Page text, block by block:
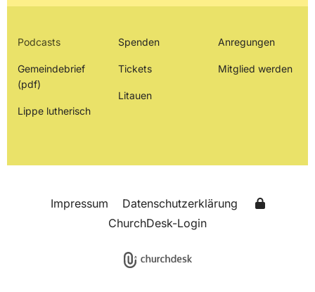
Podcasts
Gemeindebrief
(pdf)
Lippe lutherisch
Spenden
Tickets
Litauen
Anregungen
Mitglied werden
Impressum
Datenschutzerklärung
ChurchDesk-Login